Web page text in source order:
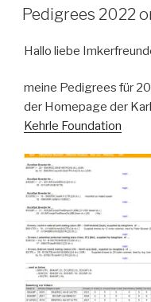
AM
Pedigrees 2022
Hallo liebe
meine Pedigrees für
der Homepage der
Kehrle Foundation